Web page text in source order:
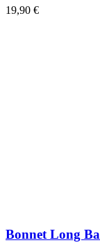
19,90 €
Bonnet Long